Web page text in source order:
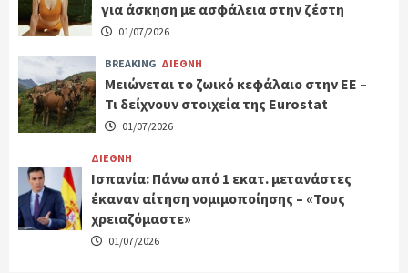
για άσκηση με ασφάλεια στην ζέστη
01/07/2026
BREAKING ΔΙΕΘΝΗ
Μειώνεται το ζωικό κεφάλαιο στην ΕΕ –
Τι δείχνουν στοιχεία της Eurostat
01/07/2026
ΔΙΕΘΝΗ
Ισπανία: Πάνω από 1 εκατ. μετανάστες
έκαναν αίτηση νομιμοποίησης – «Τους
χρειαζόμαστε»
01/07/2026